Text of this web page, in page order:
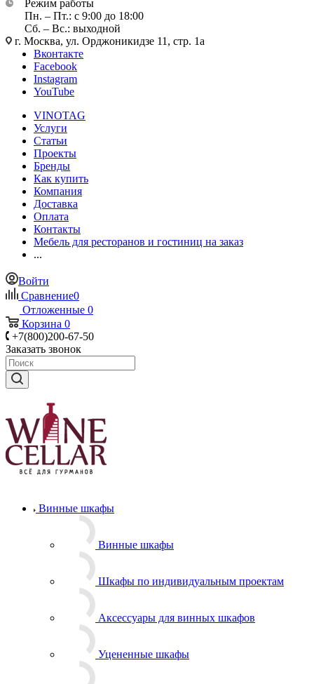
Режим работы
Пн. – Пт.: с 9:00 до 18:00
Сб. – Вс.: выходной
г. Москва, ул. Орджоникидзе 11, стр. 1а
Вконтакте
Facebook
Instagram
YouTube
VINOTAG
Услуги
Статьи
Проекты
Бренды
Как купить
Компания
Доставка
Оплата
Контакты
Мебель для ресторанов и гостиниц на заказ
...
Войти
Сравнение0
Отложенные 0
Корзина 0
+7(800)200-67-50
Заказать звонок
Винные шкафы
Винные шкафы
Шкафы по индивидуальным проектам
Аксессуары для винных шкафов
Уцененные шкафы